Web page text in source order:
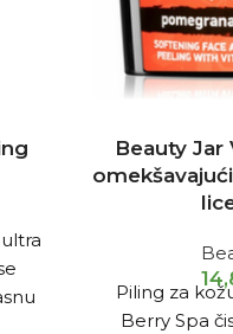
Beauty Jar
Piling za
Berry Spa